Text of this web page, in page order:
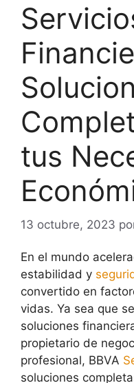
tus
13 octubre, 2023
En el mundo
estabilidad y
convertido en
vidas. Ya sea que
soluciones
propietario de
profesional, BBVA
soluciones